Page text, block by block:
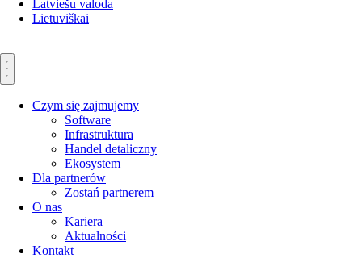
Latviešu valoda
Lietuviškai
Czym się zajmujemy
Software
Infrastruktura
Handel detaliczny
Ekosystem
Dla partnerów
Zostań partnerem
O nas
Kariera
Aktualności
Kontakt